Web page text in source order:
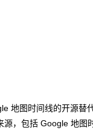
地图时间线的开源替
，包括 Google 地